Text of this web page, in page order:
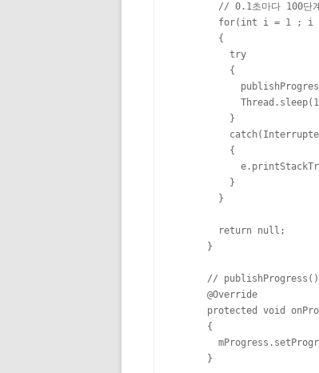
// 0.1초마다 100단
for(int i = 1 ; i
        {
          try
          {
          }
          {
          }
        }
        return null;
      }
// publishProgress()
      @Override
protected void
      {
      }